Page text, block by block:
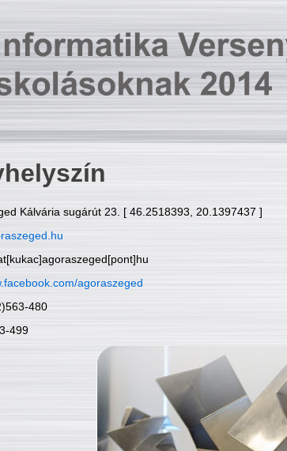
Kálvária sugárút 23. [ 46.2518393, 20.1397437 ]
agoraszeged
480
499